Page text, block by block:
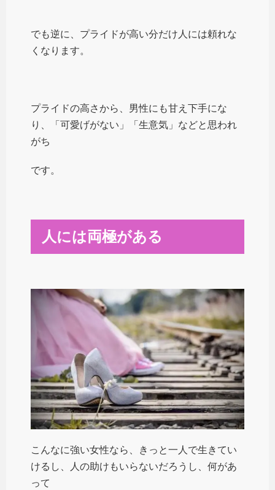
でも逆に、プライドが高い分だけ人には頼れな
くなります。
プライドの高さから、男性にも甘え下手にな
り、「可愛げがない」「生意気」などと思われ
がち
です。
人には両極がある
こんなに強い女性なら、きっと一人で生きてい
けるし、人の助けもいらないだろうし、何があ
って